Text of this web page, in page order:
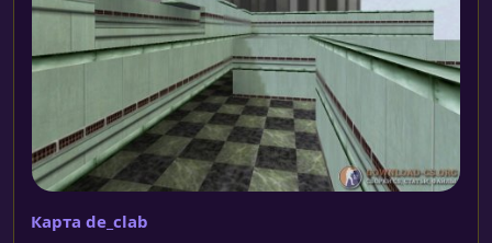
Карта de_clab